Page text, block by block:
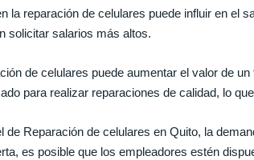
la reparación de celulares puede influir en el
solicitar salarios más altos.
de celulares puede aumentar el valor de
para realizar reparaciones de calidad, lo
Reparación de celulares en Quito, la
es posible que los empleadores estén